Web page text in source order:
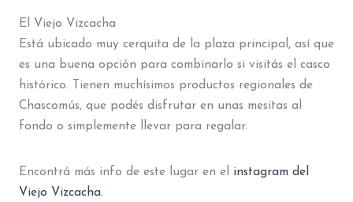
El Viejo Vizcacha
Está ubicado muy cerquita de la plaza principal, así que
es una buena opción para combinarlo si visitás el casco
histórico. Tienen muchísimos productos regionales de
Chascomús, que podés disfrutar en unas mesitas al
fondo o simplemente llevar para regalar.
Encontrá más info de este lugar en el instagram del
Viejo Vizcacha.